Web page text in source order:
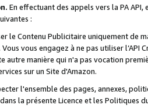
En effectuant des appels vers la PA
:
le Contenu Publicitaire uniquement de
vous engagez à ne pas utiliser l’API
autre manière qui n'a pas vocation
sur un Site d'Amazon.
l'ensemble des pages, annexes,
la présente Licence et les Politiques